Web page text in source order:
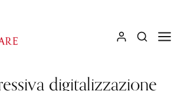
digitalizzazione